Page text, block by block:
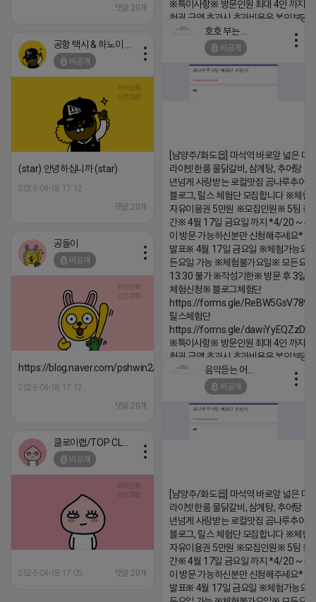
※특이사항※ 방문인원 최대 4인 까지
험권 금액 초과시 초과비용은 본인부담
2026-04-18 17:18
댓글:20개
비공개
[남양주/화도읍] 마석역 바로앞 넓은 매
라이빗한룸 물닭갈비, 삼계탕, 추어탕 맛
년넘게 사랑받는 로컬맛집 곰나루추어
블로그, 릴스 체험단 모집합니다 ※체험
자유이용권 5만원 ※모집인원※ 5팀 ※
간※ 4월 17일 금요일 까지 *4/20 ~ 4/
이 방문 가능하신분만 신청해주세요* ※
발표※ 4월 17일 금요일 ※체험가능요
든요일 가능 ※체험불가요일※ 모든요
13:30 불가 ※작성기한※ 방문 후 3일
체험신청※ 블로그체험단
https://forms.gle/
릴스체험단
https://forms.gle/
※특이사항※ 방문인원 최대 4인 까지
험권 금액 초과시 초과비용은 본인부담
2026-04-18 17:13
비공개
(star) 안녕하십니까 (star)
2026-04-18 17:12
댓글:20개
공돌이
비공개
https://blog.naver.com/pshwin2/224023970047
2026-04-18 17:12
댓글:20개
비공개
[남양주/화도읍] 마석역 바로앞 넓은 매
라이빗한룸 물닭갈비, 삼계탕, 추어탕 맛
년넘게 사랑받는 로컬맛집 곰나루추어
블로그, 릴스 체험단 모집합니다 ※체험
자유이용권 5만원 ※모집인원※ 5팀 ※
간※ 4월 17일 금요일 까지 *4/20 ~ 4/
이 방문 가능하신분만 신청해주세요* ※
발표※ 4월 17일 금요일 ※체험가능요
비공개
2026-04-18 17:05 댓글:20개